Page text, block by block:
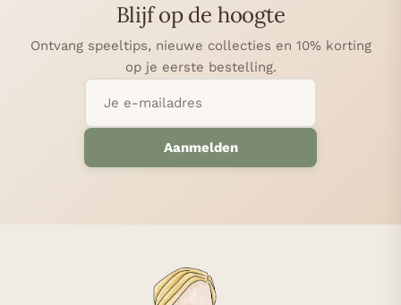
Blijf op de hoogte
Ontvang speeltips, nieuwe collecties en 10% korting
op je eerste bestelling.
Aanmelden